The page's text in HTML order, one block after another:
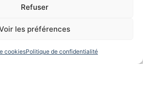
Refuser
les préférences
cookiesPolitique de confidentialité